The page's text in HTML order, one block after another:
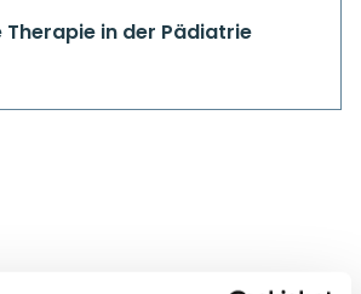
in der Pädiatrie